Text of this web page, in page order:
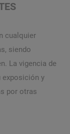
cualquier
siendo
La vigencia de
exposición y
por otras